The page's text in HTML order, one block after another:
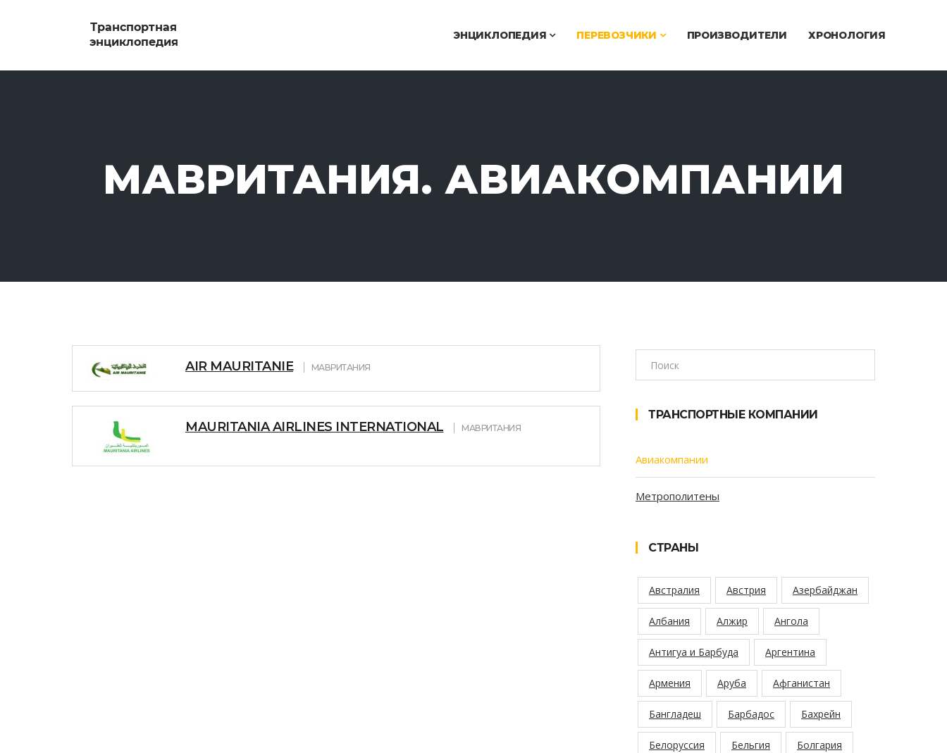
ЭНЦИКЛОПЕДИЯ ПЕРЕВОЗЧИКИ ПРОИЗВОДИТЕЛИ ХРОНОЛОГИЯ
МАВРИТАНИЯ. АВИАКОМПАНИИ
AIR MAURITANIE МАВРИТАНИЯ
MAURITANIA AIRLINES INTERNATIONAL МАВРИТАНИЯ
ТРАНСПОРТНЫЕ КОМПАНИИ
Авиакомпании
Метрополитены
СТРАНЫ
Австралия Австрия Азербайджан
Албания Алжир Ангола
Антигуа и Барбуда Аргентина
Армения Аруба Афганистан
Бангладеш Барбадос Бахрейн
Белоруссия Бельгия Болгария